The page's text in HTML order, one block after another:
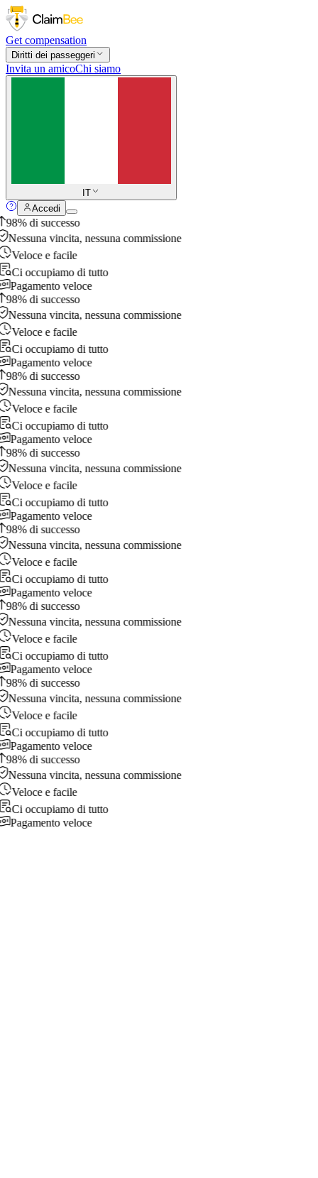
Get compensation
Diritti dei passeggeri
Invita un amicoChi siamo
IT
Accedi
98% di successo
Nessuna vincita, nessuna commissione
Veloce e facile
Ci occupiamo di tutto
Pagamento veloce
98% di successo
Nessuna vincita, nessuna commissione
Veloce e facile
Ci occupiamo di tutto
Pagamento veloce
98% di successo
Nessuna vincita, nessuna commissione
Veloce e facile
Ci occupiamo di tutto
Pagamento veloce
98% di successo
Nessuna vincita, nessuna commissione
Veloce e facile
Ci occupiamo di tutto
Pagamento veloce
98% di successo
Nessuna vincita, nessuna commissione
Veloce e facile
Ci occupiamo di tutto
Pagamento veloce
98% di successo
Nessuna vincita, nessuna commissione
Veloce e facile
Ci occupiamo di tutto
Pagamento veloce
98% di successo
Nessuna vincita, nessuna commissione
Veloce e facile
Ci occupiamo di tutto
Pagamento veloce
98% di successo
Nessuna vincita, nessuna commissione
Veloce e facile
Ci occupiamo di tutto
Pagamento veloce